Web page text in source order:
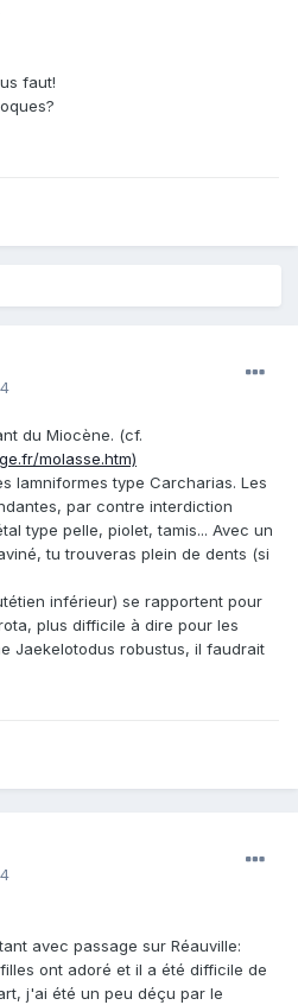
faut!
du Miocène. (cf.
molasse.htm)
lamniformes type Carcharias. Les
par contre interdiction
type pelle, piolet, tamis... Avec un
tu trouveras plein de dents (si
inférieur) se rapportent pour
plus difficile à dire pour les
Jaekelotodus robustus, il faudrait
avec passage sur Réauville:
ont adoré et il a été difficile de
j'ai été un peu déçu par le